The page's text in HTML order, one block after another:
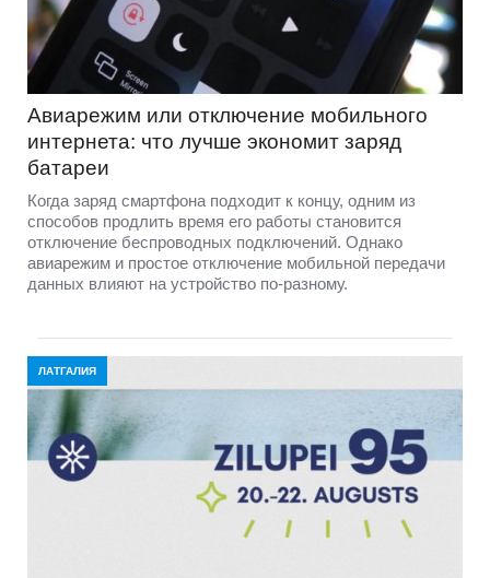
Авиарежим или отключение мобильного
интернета: что лучше экономит заряд
батареи
Когда заряд смартфона подходит к концу, одним из
способов продлить время его работы становится
отключение беспроводных подключений. Однако
авиарежим и простое отключение мобильной передачи
данных влияют на устройство по-разному.
ЛАТГАЛИЯ